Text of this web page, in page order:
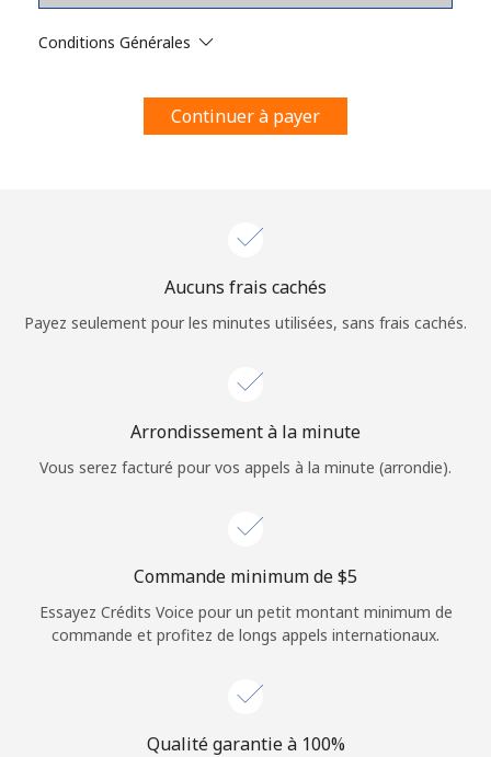
Rappel du mot de passe →
Continue avec
Conditions Générales
Continuer à payer
Aucuns frais cachés
Payez seulement pour les minutes utilisées, sans frais cachés.
Arrondissement à la minute
Vous serez facturé pour vos appels à la minute (arrondie).
Commande minimum de ⁦$5⁩
Essayez Crédits Voice pour un petit montant minimum de
commande et profitez de longs appels internationaux.
Qualité garantie à 100%